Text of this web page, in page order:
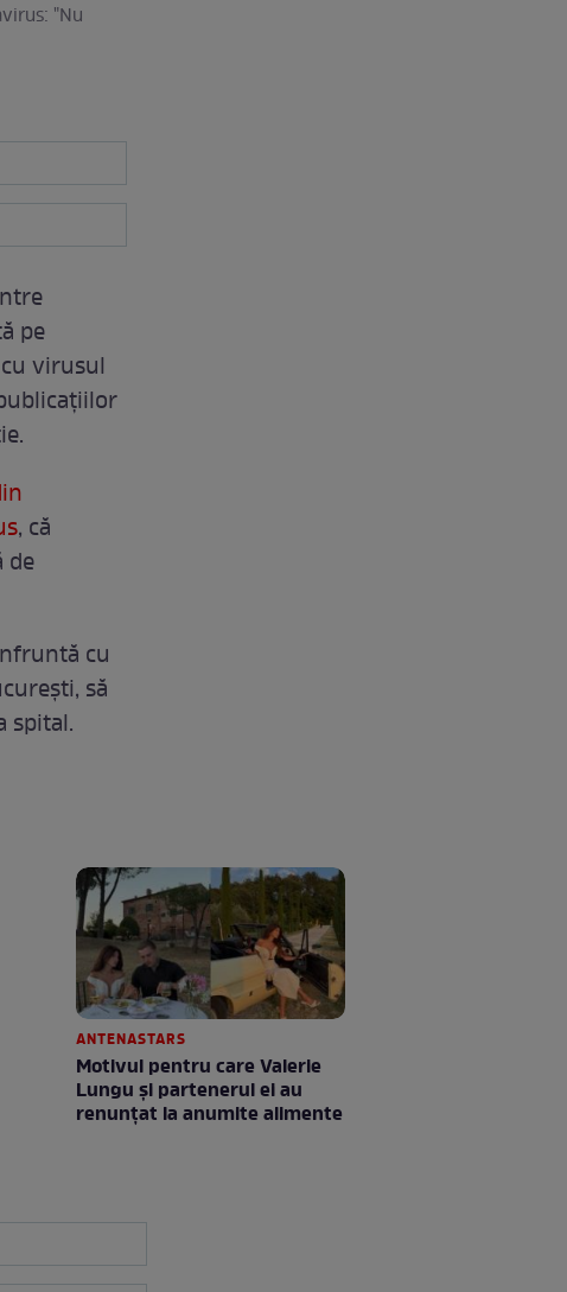
"Nu
pe
virusul
, că
de
cu
să
spital.
ANTENASTARS
Motivul pentru care Valerie
Lungu și partenerul ei au
renunțat la anumite alimente